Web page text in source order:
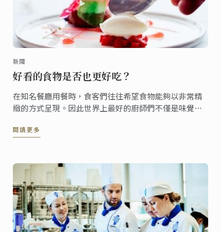
新聞
好看的食物是否也更好吃？
在知名餐廳用餐時，食客們往往希望食物能夠以非常精
緻的方式呈現。因此世界上最好的廚師們不僅是味覺的
食。
閱讀更多